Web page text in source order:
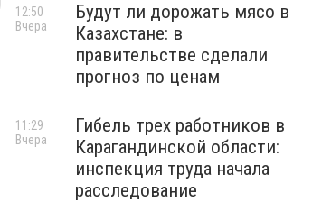
Будут ли дорожать мясо в
Казахстане: в
правительстве сделали
прогноз по ценам
12:50
Вчера
Гибель трех работников в
Карагандинской области:
инспекция труда начала
расследование
11:29
Вчера